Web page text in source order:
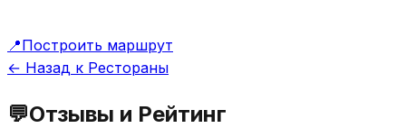
📍Построить маршрут
← Назад к Рестораны
💬Отзывы и Рейтинг